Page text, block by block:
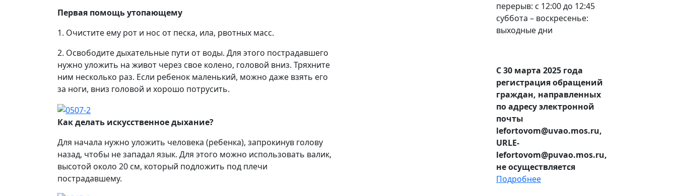
Первая помощь утопающему
1. Очистите ему рот и нос от песка, ила, рвотных масс.
2. Освободите дыхательные пути от воды. Для этого пострадавшего
нужно уложить на живот через свое колено, головой вниз. Тряхните
ним несколько раз. Если ребенок маленький, можно даже взять его
за ноги, вниз головой и хорошо потрусить.
Как делать искусственное дыхание?
Для начала нужно уложить человека (ребенка), запрокинув голову
назад, чтобы не западал язык. Для этого можно использовать валик,
высотой около 20 см, который подложить под плечи
пострадавшему.
перерыв: с 12:00 до 12:45
суббота – воскресенье:
выходные дни
С 30 марта 2025 года
регистрация обращений
граждан, направленных
по адресу электронной
почты
lefortovom@uvao.mos.ru,
URLE-
lefortovom@puvao.mos.ru,
не осуществляется
Подробнее